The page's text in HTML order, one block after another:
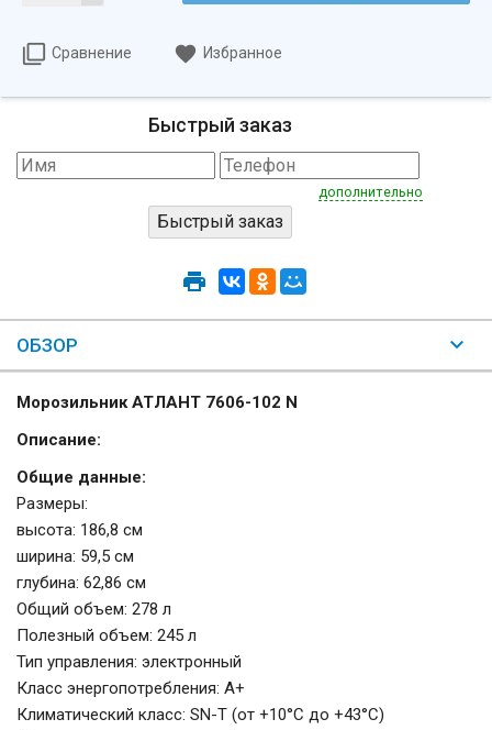
Сравнение Избранное
Быстрый заказ
дополнительно
ОБЗОР
Морозильник АТЛАНТ 7606-102 N
Описание:
Общие данные:
Размеры:
высота: 186,8 см
ширина: 59,5 см
глубина: 62,86 см
Общий объем: 278 л
Полезный объем: 245 л
Тип управления: электронный
Класс энергопотребления: A+
Климатический класс: SN-T (от +10°С до +43°С)